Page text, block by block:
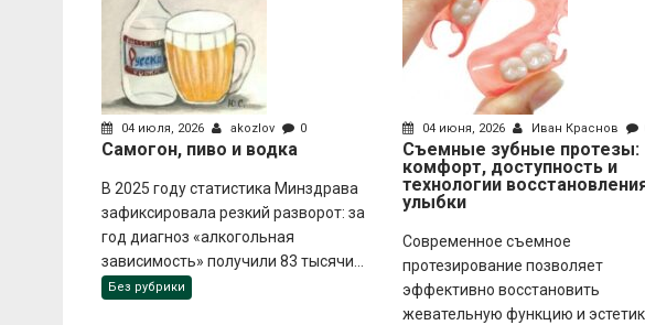
04 июля, 2026 akozlov 0
Самогон, пиво и водка
В 2025 году статистика Минздрава
зафиксировала резкий разворот: за
год диагноз «алкогольная
зависимость» получили 83 тысячи...
Без рубрики
04 июня, 2026 Иван Краснов
Съемные зубные протезы:
комфорт, доступность и
технологии
улыбки
Современное съемное
протезирование позволяет
эффективно восстановить
жевательную функцию и